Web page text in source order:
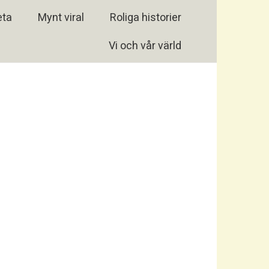
Mynt viral Roliga historier
Vi och vår värld